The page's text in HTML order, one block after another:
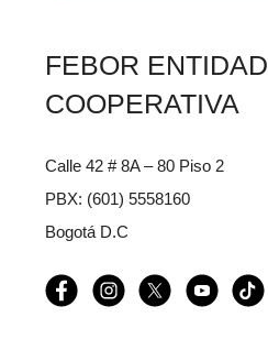
FEBOR ENTIDAD
COOPERATIVA
Calle 42 # 8A – 80 Piso 2
PBX: (601) 5558160
Bogotá D.C